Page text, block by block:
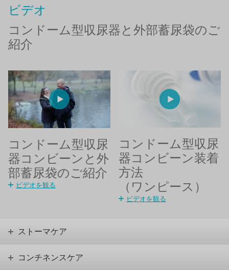
ビデオ
コンドーム型収尿器と外部蓄尿袋のご
紹介
コンドーム型収尿
器コンビーンと外
部蓄尿袋のご紹介
ビデオを観る
コンドーム型収尿
器コンビーン装着
方法
（ワンピース）
ビデオを観る
ストーマケア
コンチネンスケア